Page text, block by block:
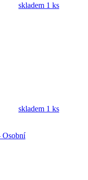
skladem 1 ks
skladem 1 ks